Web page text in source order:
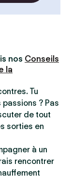
nos Conseils
la
Tu
? Pas
de tout
sorties en
à un
rencontrer